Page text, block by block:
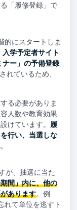
「履修登録」で
的にスタートしま
学予定者サイト
ー」の予備登録
れているため、
る必要がありま
人数や教育効果
けています。 履
行い、当選しな
。
が、抽選に当た
間」内に、他の
あります。例
れて単位を逃すト